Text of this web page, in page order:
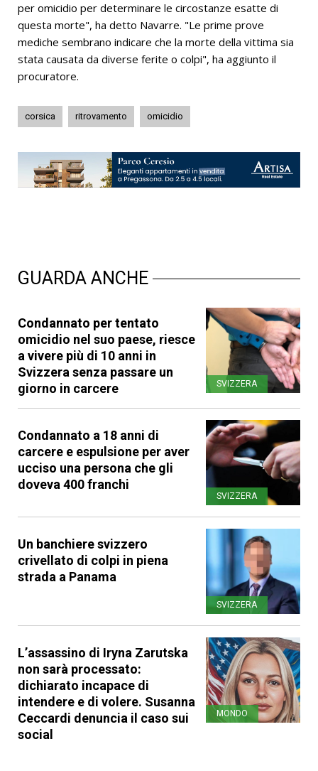
per omicidio per determinare le circostanze esatte di
questa morte", ha detto Navarre. "Le prime prove
mediche sembrano indicare che la morte della vittima sia
stata causata da diverse ferite o colpi", ha aggiunto il
procuratore.
corsica ritrovamento omicidio
GUARDA ANCHE
Condannato per tentato
omicidio nel suo paese, riesce
a vivere più di 10 anni in
Svizzera senza passare un
giorno in carcere
SVIZZERA
Condannato a 18 anni di
carcere e espulsione per aver
ucciso una persona che gli
doveva 400 franchi
SVIZZERA
Un banchiere svizzero
crivellato di colpi in piena
strada a Panama
SVIZZERA
L’assassino di Iryna Zarutska
non sarà processato:
dichiarato incapace di
intendere e di volere. Susanna
Ceccardi denuncia il caso sui
social
MONDO